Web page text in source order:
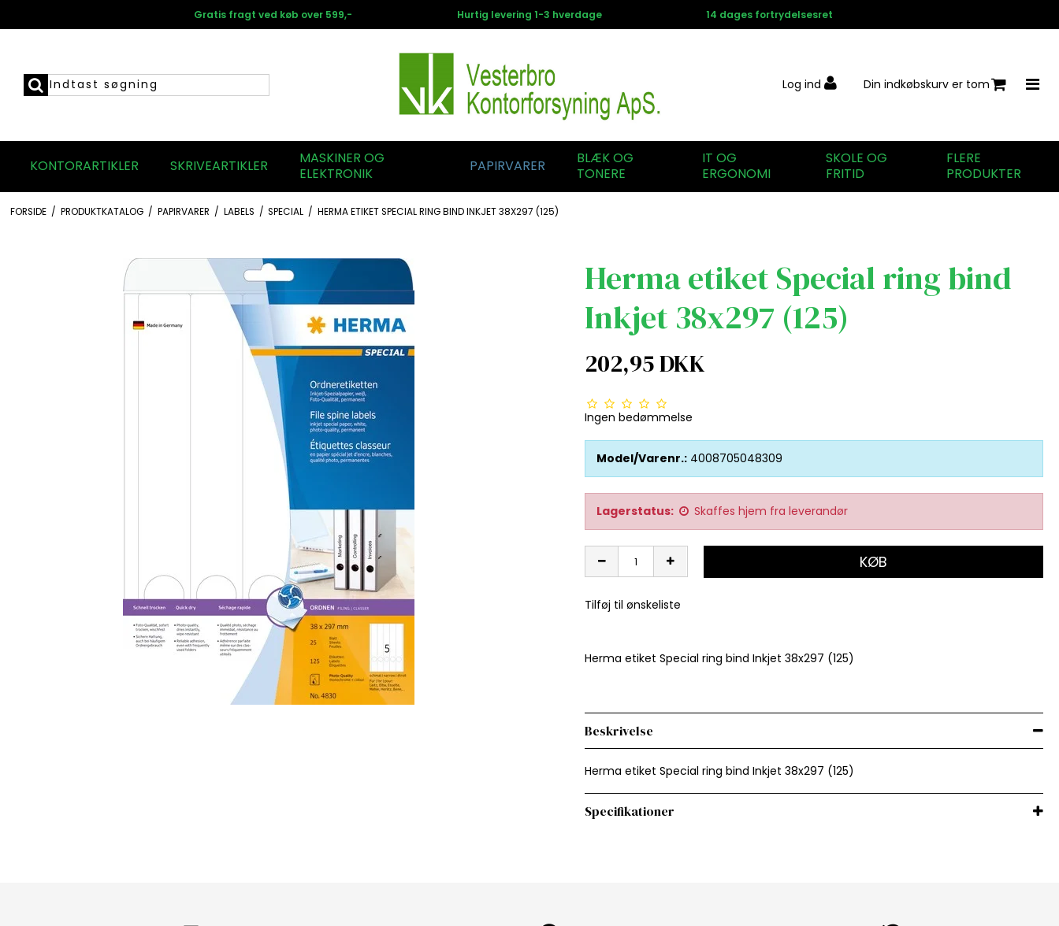
Gratis fragt ved køb over 599,- Hurtig levering 1-3 hverdage 14 dages fortrydelsesret
Log ind Din indkøbskurv er tom
KONTORARTIKLER SKRIVEARTIKLER
MASKINER OG
ELEKTRONIK
PAPIRVARER
BLÆK OG
TONERE
IT OG
ERGONOMI
SKOLE OG
FRITID
FLERE
PRODUKTER
FORSIDE / PRODUKTKATALOG / PAPIRVARER / LABELS / SPECIAL / HERMA ETIKET SPECIAL RING BIND INKJET 38X297 (125)
Herma etiket Special ring bind
Inkjet 38x297 (125)
202,95 DKK
Ingen bedømmelse
Model/Varenr.: 4008705048309
Lagerstatus: Skaffes hjem fra leverandør
KØB
Tilføj til ønskeliste
Herma etiket Special ring bind Inkjet 38x297 (125)
Beskrivelse
Herma etiket Special ring bind Inkjet 38x297 (125)
Specifikationer